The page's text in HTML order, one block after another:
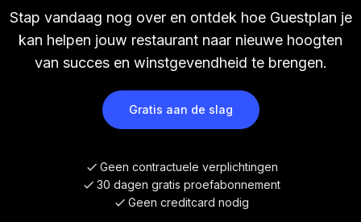
Stap vandaag nog over en ontdek hoe Guestplan je
kan helpen jouw restaurant naar nieuwe hoogten
van succes en winstgevendheid te brengen.
Gratis aan de slag
Geen contractuele verplichtingen
30 dagen gratis proefabonnement
Geen creditcard nodig